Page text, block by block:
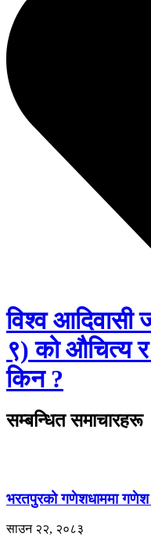
विश्व
९) को औचित्य र
किन ?
सम्बन्धित समाचारहरू
भरतपुरको गणेशधाममा
साउन २२, २०८३